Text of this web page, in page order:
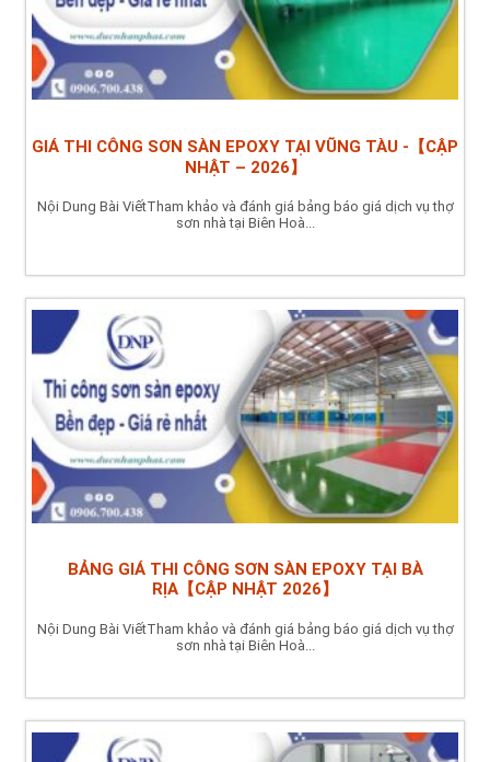
GIÁ THI CÔNG SƠN SÀN EPOXY TẠI VŨNG TÀU -【CẬP
NHẬT – 2026】
Nội Dung Bài ViếtTham khảo và đánh giá bảng báo giá dịch vụ thợ
sơn nhà tại Biên Hoà...
BẢNG GIÁ THI CÔNG SƠN SÀN EPOXY TẠI BÀ
RỊA【CẬP NHẬT 2026】
Nội Dung Bài ViếtTham khảo và đánh giá bảng báo giá dịch vụ thợ
sơn nhà tại Biên Hoà...